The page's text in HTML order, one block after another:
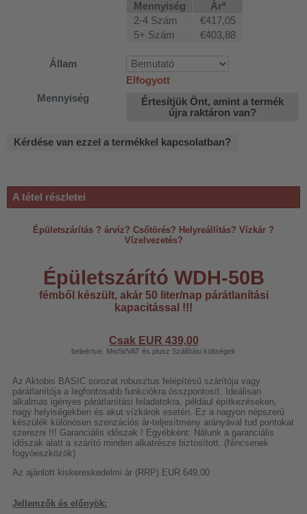
Mennyiség
Ár*
2-4 Szám
€417,05
5+ Szám
€403,88
Állam
Mennyiség
Elfogyott
Értesítjük Önt, amint a termék
újra raktáron van?
Kérdése van ezzel a termékkel kapcsolatban?
A tétel részletei
Épületszárítás ? árvíz? Csőtörés? Helyreállítás? Vízkár ?
Vízelvezetés?
Épületszárító WDH-50B
fémből készült, akár 50 liter/nap párátlanítási
kapacitással !!!
Csak EUR 439,00
beleértve. MwSt/VAT és plusz Szállítási költségek
Az Aktobis BASIC sorozat robusztus felépítésű szárítója vagy
párátlanítója a legfontosabb funkciókra összpontosít. Ideálisan
alkalmas igényes párátlanítási feladatokra, például építkezéseken,
nagy helyiségekben és akut vízkárok esetén. Ez a nagyon népszerű
készülék különösen szenzációs ár-teljesítmény arányával tud pontokat
szerezni !!! Garanciális időszak ! Egyébként: Nálunk a garanciális
időszak alatt a szárító minden alkatrésze biztosított. (Nincsenek
fogyóeszközök)
Az ajánlott kiskereskedelmi ár (RRP) EUR 649,00
Jellemzők és előnyök: